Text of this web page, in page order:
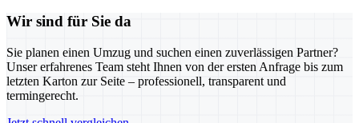
Wir sind für Sie da
Sie planen einen Umzug und suchen einen zuverlässigen Partner?
Unser erfahrenes Team steht Ihnen von der ersten Anfrage bis zum
letzten Karton zur Seite – professionell, transparent und
termingerecht.